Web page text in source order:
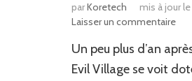
parKoretech mis à jour le
Laisser un commentairesur
:
Un peu plus d’an
Evil Village se voit